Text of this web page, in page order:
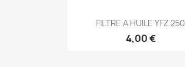
FILTRE A HUILE YFZ 250
4,00 €
Aperçu rapide